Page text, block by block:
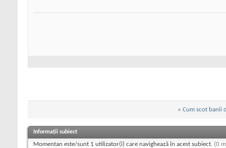
« Cum scot banii
Informații subiect
Momentan este/sunt 1 utilizator(i) care navighează în acest subiect. (0